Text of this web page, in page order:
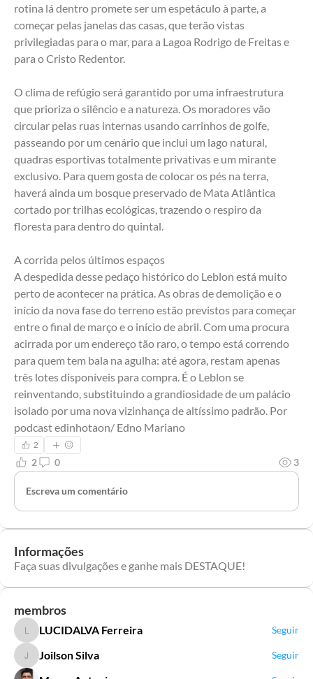
rotina lá dentro promete ser um espetáculo à parte, a
começar pelas janelas das casas, que terão vistas
privilegiadas para o mar, para a Lagoa Rodrigo de Freitas e
para o Cristo Redentor.
O clima de refúgio será garantido por uma infraestrutura
que prioriza o silêncio e a natureza. Os moradores vão
circular pelas ruas internas usando carrinhos de golfe,
passeando por um cenário que inclui um lago natural,
quadras esportivas totalmente privativas e um mirante
exclusivo. Para quem gosta de colocar os pés na terra,
haverá ainda um bosque preservado de Mata Atlântica
cortado por trilhas ecológicas, trazendo o respiro da
floresta para dentro do quintal.
A corrida pelos últimos espaços
A despedida desse pedaço histórico do Leblon está muito
perto de acontecer na prática. As obras de demolição e o
início da nova fase do terreno estão previstos para começar
entre o final de março e o início de abril. Com uma procura
acirrada por um endereço tão raro, o tempo está correndo
para quem tem bala na agulha: até agora, restam apenas
três lotes disponíveis para compra. É o Leblon se
reinventando, substituindo a grandiosidade de um palácio
isolado por uma nova vizinhança de altíssimo padrão. Por
podcast edinhotaon/ Edno Mariano
2
2 0 3
Escreva um comentário
Informações
Faça suas divulgações e ganhe mais DESTAQUE!
membros
LUCIDALVA Ferreira
LUCIDALVA Ferreira Seguir
Joilson Silva
Joilson Silva Seguir